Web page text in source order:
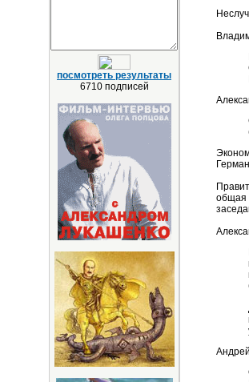
посмотреть результаты
6710 подписей
общая